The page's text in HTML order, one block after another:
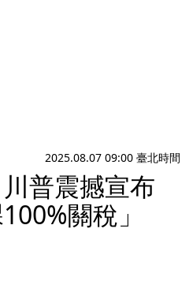
2025.08.07 09:00 臺北時間
普震撼宣布
關稅」